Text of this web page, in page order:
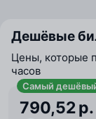
Дешёвые
Цены, которые
часов
Самый
790,52 р.